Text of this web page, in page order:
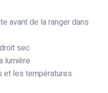
avant de la ranger dans
sec
lumière
et les températures